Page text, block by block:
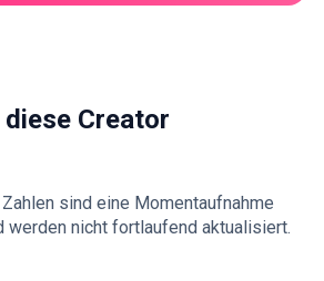
Creator
sind eine Momentaufnahme
werden nicht fortlaufend aktualisiert.